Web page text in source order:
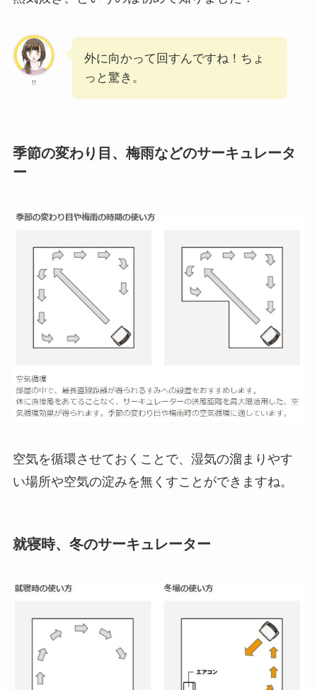
!!
外に向かって回すんですね！ちょ
っと驚き。
季節の変わり目、梅雨などのサーキュレータ
ー
空気を循環させておくことで、湿気の溜まりやす
い場所や空気の淀みを無くすことができますね。
就寝時、冬のサーキュレーター